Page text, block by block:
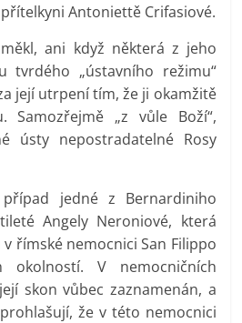
Antoniettě Crifasiové.
ani když některá z jeho
tvrdého „ústavního režimu“
její utrpení tím, že ji okamžitě
Samozřejmě „z vůle Boží“,
ústy nepostradatelné Rosy
jedné z Bernardiniho
Angely Neroniové, která
římské nemocnici San Filippo
okolností. V nemocničních
skon vůbec zaznamenán, a
že v této nemocnici